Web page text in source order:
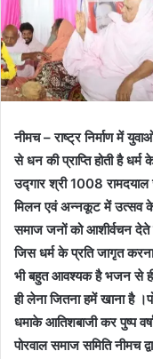
नीमच – राष्ट्र निर्माण में
से धन की प्राप्ति होती है
उद्गार श्री 1008 रामदयाल
मिलन एवं अन्नकूट में उत्सव के
समाज जनों को आशीर्वचन देते
जिस धर्म के प्रति जागृत
भी बहुत आवश्यक है भजन से ही
ही लेना जितना हमें खाना है ।
धमाके आतिशबाजी कर पुष्प
पोरवाल समाज समिति नीमच